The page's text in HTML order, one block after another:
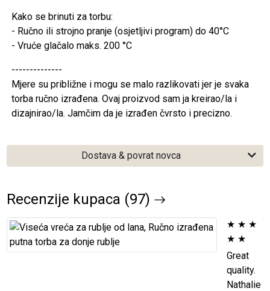
Kako se brinuti za torbu:
- Ručno ili strojno pranje (osjetljivi program) do 40°C
- Vruće glačalo maks. 200 °C
--------------
Mjere su približne i mogu se malo razlikovati jer je svaka
torba ručno izrađena. Ovaj proizvod sam ja kreirao/la i
dizajnirao/la. Jamčim da je izrađen čvrsto i precizno.
Dostava & povrat novca
Recenzije kupaca (97)
★ ★ ★
★ ★
Great
quality.
Nathalie